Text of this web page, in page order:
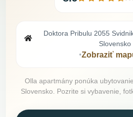
Doktora Pribulu 2055
Slovensko
•Zobraziť
Olla apartmány ponúka
Slovensko. Pozrite si vybavenie,